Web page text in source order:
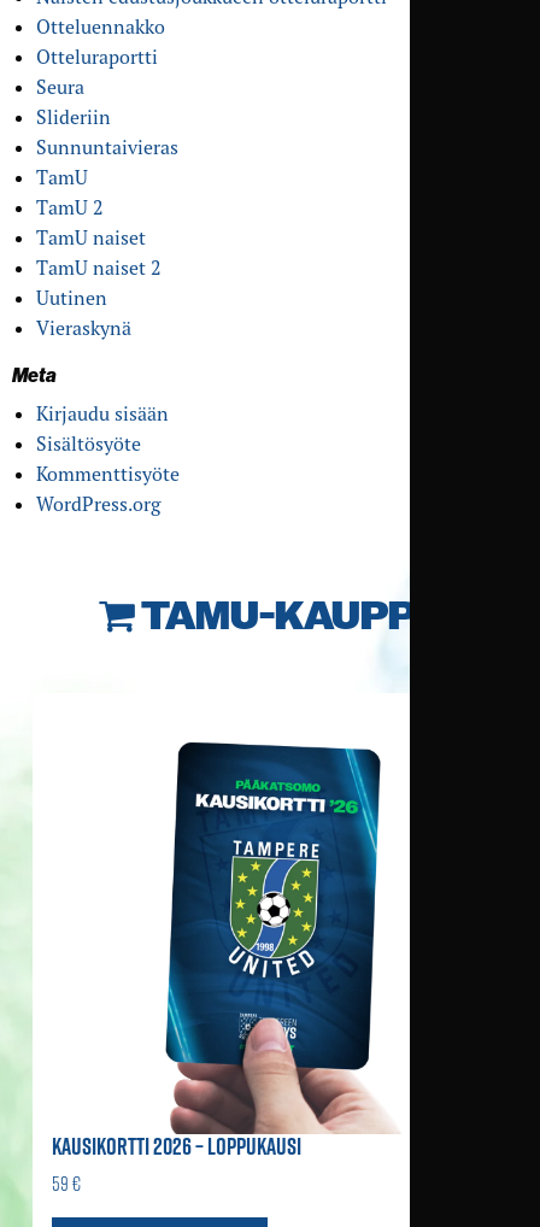
Otteluennakko
Otteluraportti
Seura
Slideriin
Sunnuntaivieras
TamU
TamU 2
TamU naiset
TamU naiset 2
Uutinen
Vieraskynä
Meta
Kirjaudu sisään
Sisältösyöte
Kommenttisyöte
WordPress.org
TAMU-KAUPPA
KAUSIKORTTI 2026 – LOPPUKAUSI
59 €